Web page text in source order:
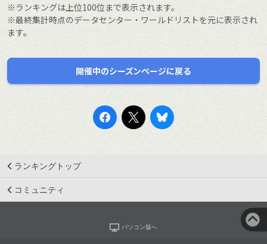
※ランキングは上位100位まで表示されます。
※最終集計時点のデータセンター・ワールドリストを元に表示され
ます。
開催中のシーズンページに戻る
ランキングトップ
コミュニティ
パソコン版へ